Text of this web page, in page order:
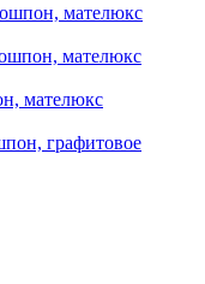
мателюкс
мателюкс
мателюкс
графитовое